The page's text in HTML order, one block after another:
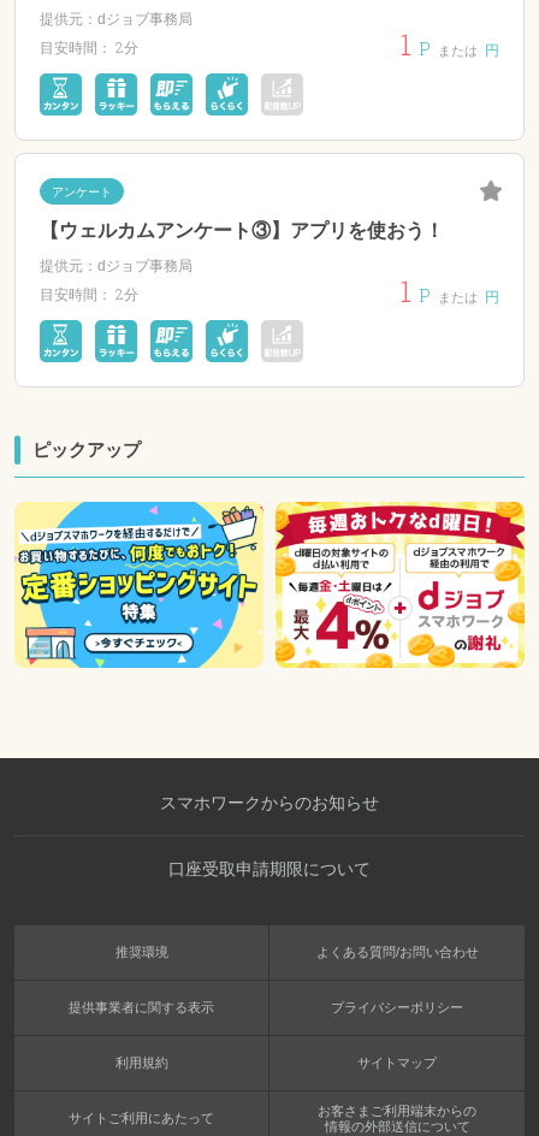
提供元：dジョブ事務局
目安時間： 2分 1 P または 円
アンケート
【ウェルカムアンケート③】アプリを使おう！
提供元：dジョブ事務局
目安時間： 2分 1 P または 円
ピックアップ
スマホワークからのお知らせ
口座受取申請期限について
推奨環境 よくある質問/お問い合わせ
提供事業者に関する表示 プライバシーポリシー
利用規約 サイトマップ
サイトご利用にあたって
お客さまご利用端末からの
情報の外部送信について